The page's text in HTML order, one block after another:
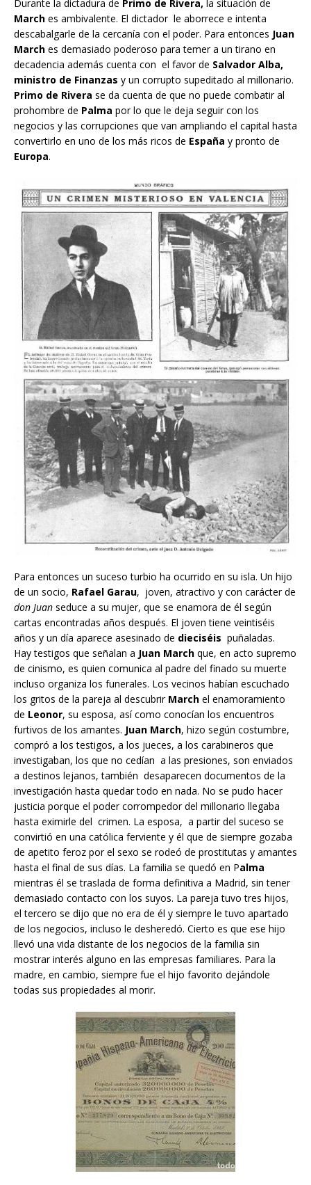
Durante la dictadura de Primo de Rivera, la situación de
March es ambivalente. El dictador le aborrece e intenta
descabalgarle de la cercanía con el poder. Para entonces Juan
March es demasiado poderoso para temer a un tirano en
decadencia además cuenta con el favor de Salvador Alba,
ministro de Finanzas y un corrupto supeditado al millonario.
Primo de Rivera se da cuenta de que no puede combatir al
prohombre de Palma por lo que le deja seguir con los
negocios y las corrupciones que van ampliando el capital hasta
convertirlo en uno de los más ricos de España y pronto de
Europa.
Para entonces un suceso turbio ha ocurrido en su isla. Un hijo
de un socio, Rafael Garau, joven, atractivo y con carácter de
don Juan seduce a su mujer, que se enamora de él según
cartas encontradas años después. El joven tiene veintiséis
años y un día aparece asesinado de dieciséis puñaladas.
Hay testigos que señalan a Juan March que, en acto supremo
de cinismo, es quien comunica al padre del finado su muerte
incluso organiza los funerales. Los vecinos habían escuchado
los gritos de la pareja al descubrir March el enamoramiento
de Leonor, su esposa, así como conocían los encuentros
furtivos de los amantes. Juan March, hizo según costumbre,
compró a los testigos, a los jueces, a los carabineros que
investigaban, los que no cedían a las presiones, son enviados
a destinos lejanos, también desaparecen documentos de la
investigación hasta quedar todo en nada. No se pudo hacer
justicia porque el poder corrompedor del millonario llegaba
hasta eximirle del crimen. La esposa, a partir del suceso se
convirtió en una católica ferviente y él que de siempre gozaba
de apetito feroz por el sexo se rodeó de prostitutas y amantes
hasta el final de sus días. La familia se quedó en Palma
mientras él se traslada de forma definitiva a Madrid, sin tener
demasiado contacto con los suyos. La pareja tuvo tres hijos,
el tercero se dijo que no era de él y siempre le tuvo apartado
de los negocios, incluso le desheredó. Cierto es que ese hijo
llevó una vida distante de los negocios de la familia sin
mostrar interés alguno en las empresas familiares. Para la
madre, en cambio, siempre fue el hijo favorito dejándole
todas sus propiedades al morir.